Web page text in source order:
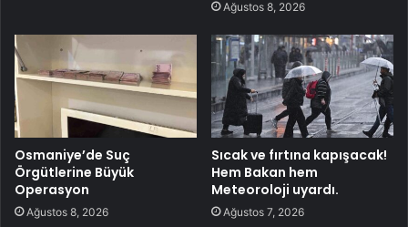
Ağustos 8, 2026
Osmaniye’de Suç
Örgütlerine Büyük
Operasyon
Ağustos 8, 2026
Sıcak ve fırtına kapışacak!
Hem Bakan hem
Meteoroloji uyardı.
Ağustos 7, 2026